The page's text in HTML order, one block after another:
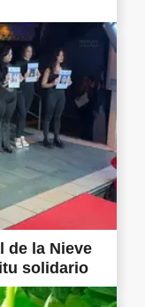
de la Nieve
solidario